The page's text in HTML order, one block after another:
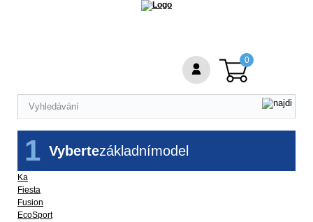
Vybertezákladnímodel
1
Ka
Fiesta
Fusion
EcoSport
0